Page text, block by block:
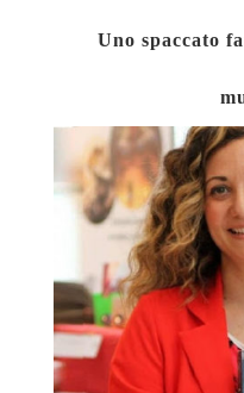
Uno spaccato